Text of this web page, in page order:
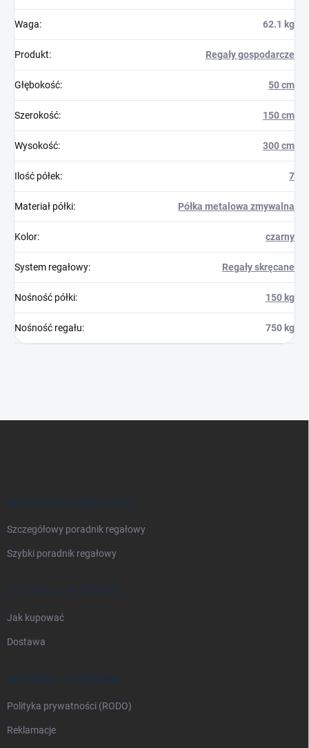
Waga: 62.1 kg
Produkt: Regały gospodarcze
Głębokość: 50 cm
Szerokość: 150 cm
Wysokość: 300 cm
Ilość półek: 7
Materiał półki: Półka metalowa zmywalna
Kolor: czarny
System regałowy: Regały skręcane
Nośność półki: 150 kg
Nośność regału: 750 kg
WSZYSTKO O REGAŁACH
Szczegółowy poradnik regałowy
Szybki poradnik regałowy
DOSTAWA I PŁATNOŚĆ
Jak kupować
Dostawa
INFORMACJE PRAWNE
Polityka prywatności (RODO)
Reklamacje